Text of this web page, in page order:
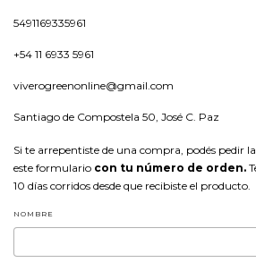
5491169335961
+54 11 6933 5961
viverogreenonline@gmail.com
Santiago de Compostela 50, José C. Paz
Si te arrepentiste de una compra, podés pedir
este formulario con tu número de orden.
10 días corridos desde que recibiste el producto.
NOMBRE